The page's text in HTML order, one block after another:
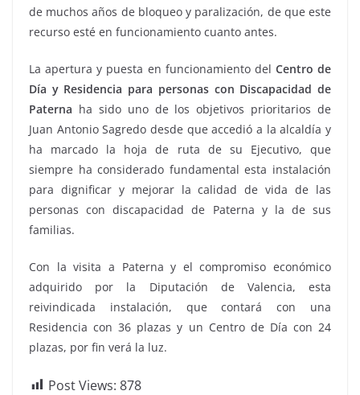
de muchos años de bloqueo y paralización, de que este
recurso esté en funcionamiento cuanto antes.
La apertura y puesta en funcionamiento del Centro de
Día y Residencia para personas con Discapacidad de
Paterna ha sido uno de los objetivos prioritarios de
Juan Antonio Sagredo desde que accedió a la alcaldía y
ha marcado la hoja de ruta de su Ejecutivo, que
siempre ha considerado fundamental esta instalación
para dignificar y mejorar la calidad de vida de las
personas con discapacidad de Paterna y la de sus
familias.
Con la visita a Paterna y el compromiso económico
adquirido por la Diputación de Valencia, esta
reivindicada instalación, que contará con una
Residencia con 36 plazas y un Centro de Día con 24
plazas, por fin verá la luz.
Post Views: 878